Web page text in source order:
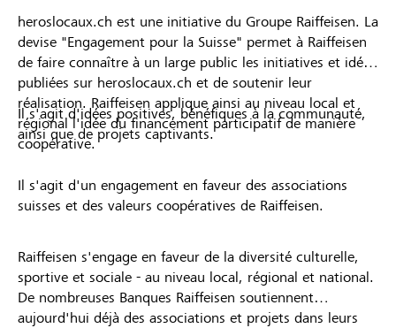
heroslocaux.ch est une initiative du Groupe Raiffeisen. La
devise "Engagement pour la Suisse" permet à Raiffeisen
de faire connaître à un large public les initiatives et idées
publiées sur heroslocaux.ch et de soutenir leur
réalisation. Raiffeisen applique ainsi au niveau local et
régional l'idée du financement participatif de manière
coopérative.
Il s'agit d'idées positives, bénéfiques à la communauté,
ainsi que de projets captivants.
Il s'agit d'un engagement en faveur des associations
suisses et des valeurs coopératives de Raiffeisen.
Raiffeisen s'engage en faveur de la diversité culturelle,
sportive et sociale - au niveau local, régional et national.
De nombreuses Banques Raiffeisen soutiennent
aujourd'hui déjà des associations et projets dans leurs